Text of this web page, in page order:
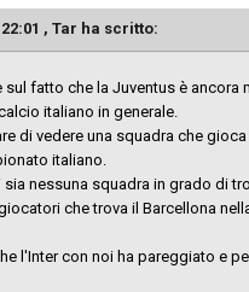
, Tar ha scritto:
fatto che la Juventus è ancora
italiano in generale.
di vedere una squadra che gioca
italiano.
nessuna squadra in grado di
che trova il Barcellona
l'Inter con noi ha pareggiato e